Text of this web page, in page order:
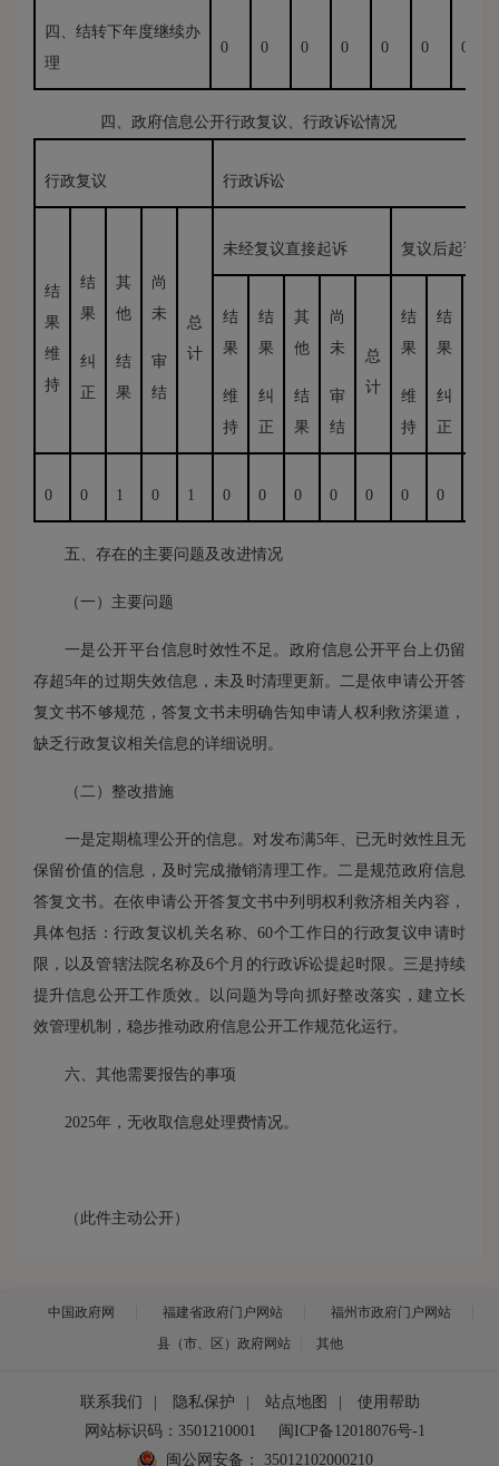
四、结转下年度继续办
理
0 0 0 0 0 0 0
四、政府信息公开行政复议、行政诉讼情况
行政复议 行政诉讼
结
果
维
持
结
果
纠
正
其
他
结
果
尚
未
审
结
总
计
未经复议直接起诉 复议后起诉
结
果
维
持
结
果
纠
正
其
他
结
果
尚
未
审
结
总
计
结
果
维
持
结
果
纠
正
0 0 1 0 1 0 0 0 0 0 0 0
五、存在的主要问题及改进情况
（一）主要问题
一是公开平台信息时效性不足。政府信息公开平台上仍留
存超5年的过期失效信息，未及时清理更新。二是依申请公开答
复文书不够规范，答复文书未明确告知申请人权利救济渠道，
缺乏行政复议相关信息的详细说明。
（二）整改措施
一是定期梳理公开的信息。对发布满5年、已无时效性且无
保留价值的信息，及时完成撤销清理工作。二是规范政府信息
答复文书。在依申请公开答复文书中列明权利救济相关内容，
具体包括：行政复议机关名称、60个工作日的行政复议申请时
限，以及管辖法院名称及6个月的行政诉讼提起时限。三是持续
提升信息公开工作质效。以问题为导向抓好整改落实，建立长
效管理机制，稳步推动政府信息公开工作规范化运行。
六、其他需要报告的事项
2025年，无收取信息处理费情况。
（此件主动公开）
中国政府网 福建省政府门户网站
福州市政府门户网站
县（市、区）政府网站
其他
联系我们 隐私保护 站点地图
使用帮助
网站标识码：3501210001
闽ICP备12018076号-1
闽公网安备：
35012102000210